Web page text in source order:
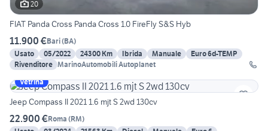
20
FIAT Panda Cross Panda Cross 1.0 FireFly S&S Hyb
11.900 €Bari(BA)
Usato
05/2022 24300 Km Ibrida Manuale
Euro 6d-TEMP
Rivenditore MarinoAutomobili Autoplanet
Vetrina
Jeep Compass II 2021 1.6 mjt S 2wd 130cv
22.900 €Roma (RM)